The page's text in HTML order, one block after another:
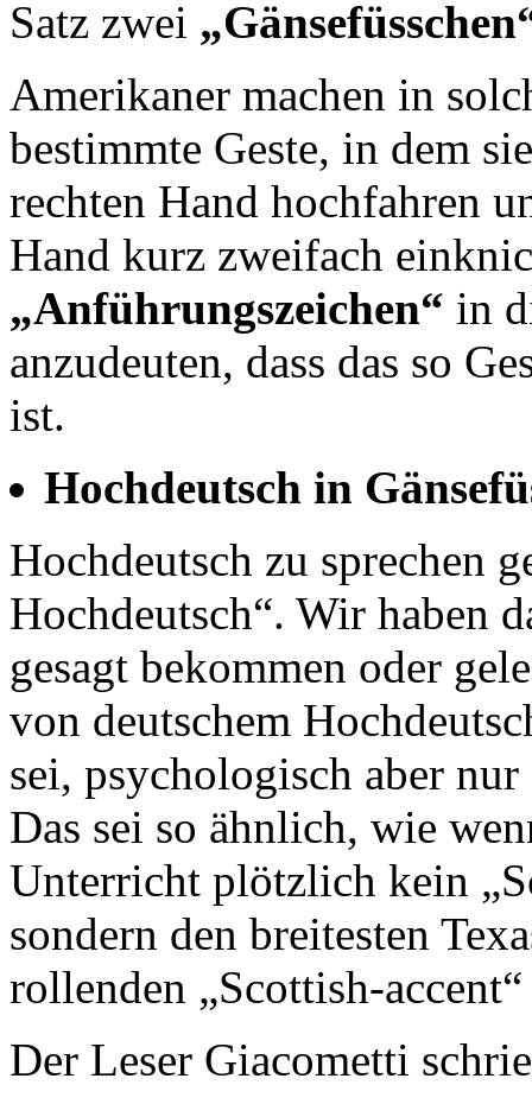
Satz zwei
Amerikaner machen in
bestimmte Geste, in dem
rechten Hand hochfahren
Hand kurz zweifach
„Anführungszeichen“ in
anzudeuten, dass das so
ist.
Hochdeutsch in
Hochdeutsch zu sprechen
Hochdeutsch“. Wir haben
gesagt bekommen oder
von deutschem
sei, psychologisch aber
Das sei so ähnlich, wie
Unterricht plötzlich kein
sondern den breitesten
rollenden „Scottish-
Der Leser Giacometti